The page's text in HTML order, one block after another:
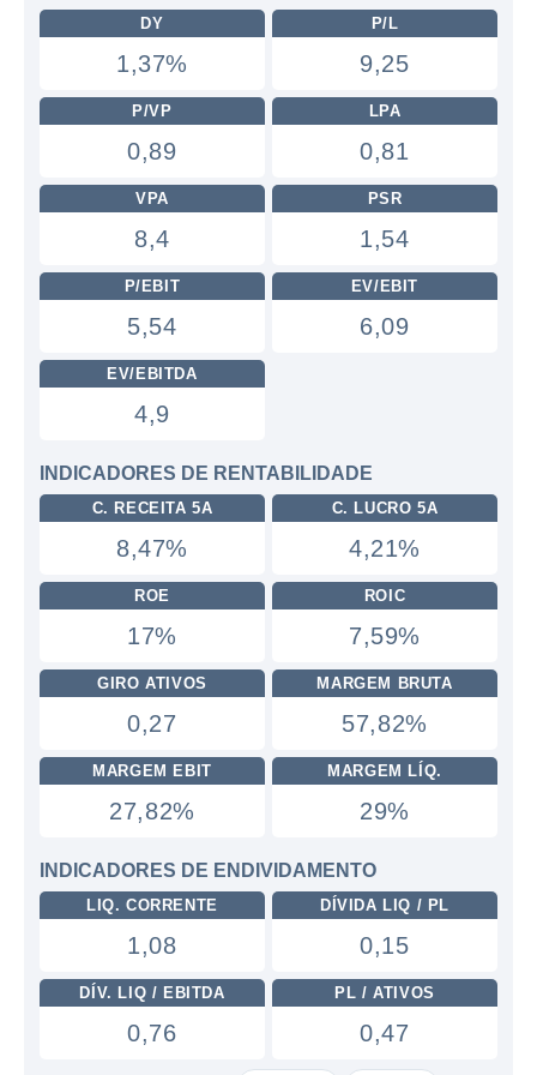
DY
1,37%
P/L
9,25
P/VP
0,89
LPA
0,81
VPA
8,4
PSR
1,54
P/EBIT
5,54
EV/EBIT
6,09
EV/EBITDA
4,9
INDICADORES DE RENTABILIDADE
C. RECEITA 5A
8,47%
C. LUCRO 5A
4,21%
ROE
17%
ROIC
7,59%
GIRO ATIVOS
0,27
MARGEM BRUTA
57,82%
MARGEM EBIT
27,82%
MARGEM LÍQ.
29%
INDICADORES DE ENDIVIDAMENTO
LIQ. CORRENTE
1,08
DÍVIDA LIQ / PL
0,15
DÍV. LIQ / EBITDA
0,76
PL / ATIVOS
0,47